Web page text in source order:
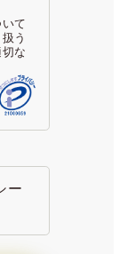
て
う
な
ー